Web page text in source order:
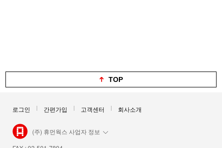
TOP
로그인 간편가입 고객센터 회사소개
(주) 휴먼웍스 사업자 정보